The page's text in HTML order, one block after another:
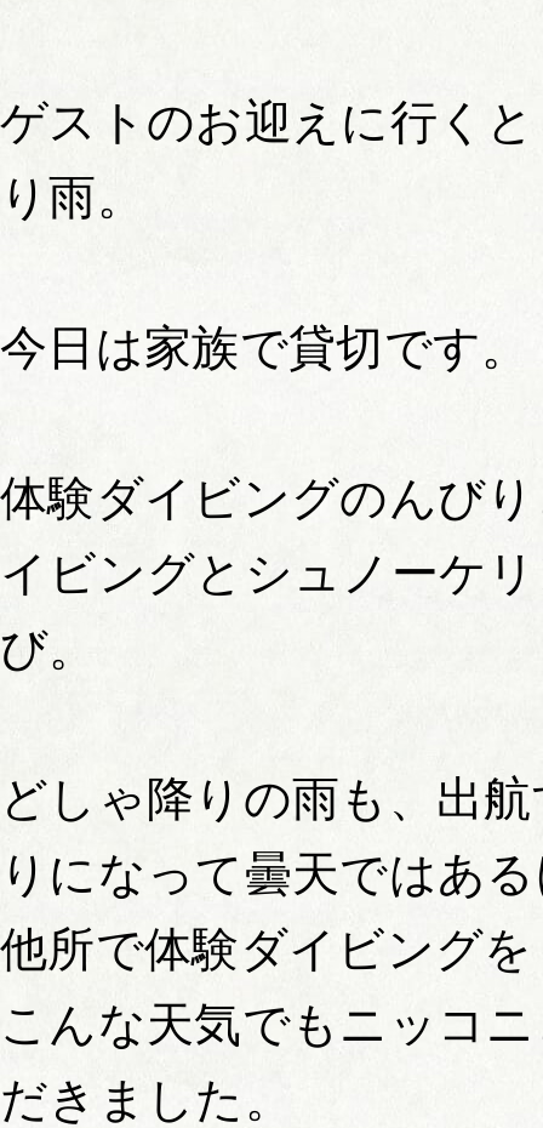
ゲストのお迎えに行く
り雨。
今日は家族で貸切です。
体験ダイビングのんび
イビングとシュノーケ
び。
どしゃ降りの雨も、出
りになって曇天ではあ
他所で体験ダイビング
こんな天気でもニッコ
だきました。